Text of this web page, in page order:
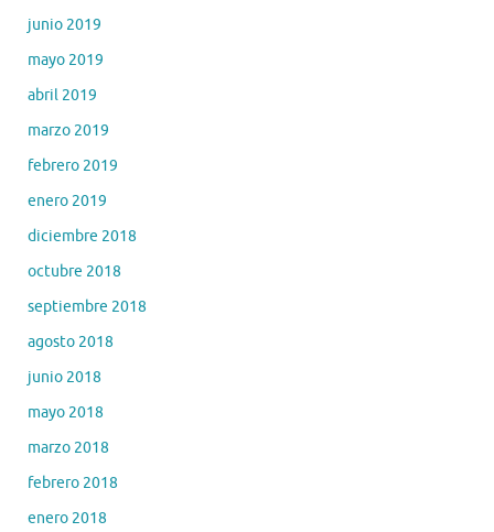
junio 2019
mayo 2019
abril 2019
marzo 2019
febrero 2019
enero 2019
diciembre 2018
octubre 2018
septiembre 2018
agosto 2018
junio 2018
mayo 2018
marzo 2018
febrero 2018
enero 2018